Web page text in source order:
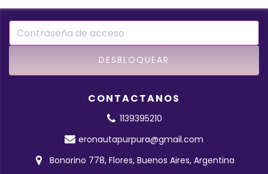
CONTACTANOS
1139395210
eronautapurpura@gmail.com
Bonorino 778, Flores, Buenos Aires, Argentina